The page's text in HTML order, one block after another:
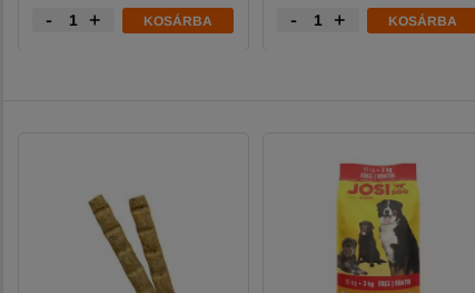
- + KOSÁRBA - + KOSÁRBA